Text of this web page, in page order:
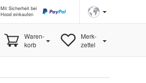
Mit Sicherheit bei
Hood einkaufen
Waren-
korb
Merk-
zettel